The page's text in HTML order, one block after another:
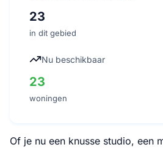
23
in dit gebied
Nu beschikbaar
23
woningen
Of je nu een knusse studio, een